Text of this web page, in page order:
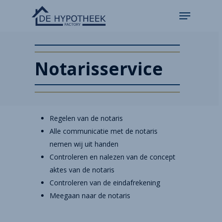
Notarisservice
Regelen van de notaris
Alle communicatie met de notaris
nemen wij uit handen
Controleren en nalezen van de concept
aktes van de notaris
Controleren van de eindafrekening
Meegaan naar de notaris